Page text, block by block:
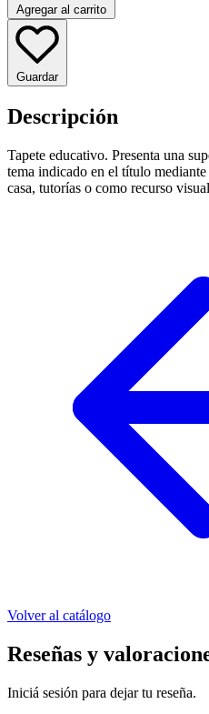
Agregar al carrito
Guardar
Descripción
Tapete educativo. Presenta una
tema indicado en el título
casa, tutorías o como recurso
Volver al catálogo
Reseñas y
Iniciá sesión para dejar tu reseña.